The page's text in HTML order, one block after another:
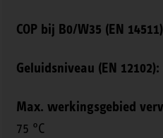
COP bij B0/W35 (EN
Geluidsniveau (EN 12102):
Max. werkingsgebied
75 °C